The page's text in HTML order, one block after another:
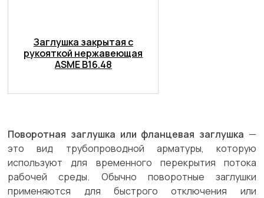
Заглушка закрытая с
рукояткой нержавеющая
ASME B16.48
Поворотная заглушка или фланцевая заглушка —
это вид трубопроводной арматуры, которую
используют для временного перекрытия потока
рабочей среды. Обычно поворотные заглушки
применяются для быстрого отключения или